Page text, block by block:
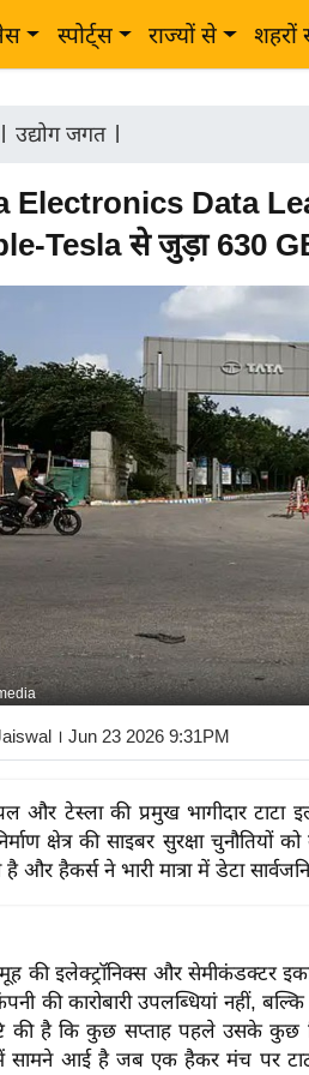
स्पोर्ट्स राज्यों से शहरों
उद्योग जगत|
Electronics Data
Tesla से जुड़ा 630
। Jun 23 2026 9:31PM
और टेस्ला की प्रमुख भागीदार टाटा
क्षेत्र की साइबर सुरक्षा
है और हैकर्स ने भारी मात्रा में डेटा
की इलेक्ट्रॉनिक्स और सेमीकंडक्टर
की कारोबारी उपलब्धियां नहीं,
की है कि कुछ सप्ताह पहले उसके कुछ
आई है जब एक हैकर मंच पर टाटा